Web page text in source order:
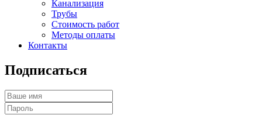
Канализация
Трубы
Стоимость работ
Методы оплаты
Контакты
Подписаться